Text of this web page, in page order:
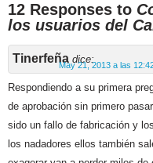
12 Responses to
los usuarios del
Tinerfeña dice:
May 21, 2013 a las
Respondiendo a su primera
de aprobación sin primero
sido un fallo de fabricación y
los nadadores ellos también